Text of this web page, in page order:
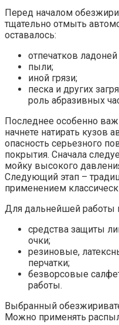
Перед началом
тщательно отмыть
оставалось:
отпечатков
пыли;
иной грязи;
песка и других
роль абразивных
Последнее особенно
начнете натирать кузов
опасность серьезного
покрытия. Сначала
мойку высокого
Следующий этап –
применением
Для дальнейшей работы
средства защиты
очки;
резиновые,
перчатки;
безворсовые
работы.
Выбранный
Можно применять